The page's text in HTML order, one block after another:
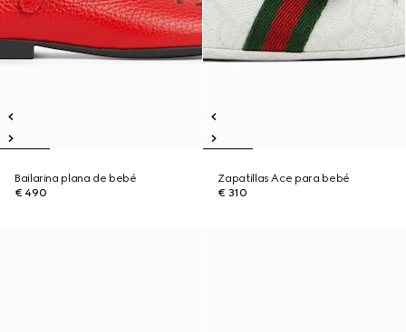
Bailarina plana de bebé
€ 490
Zapatillas Ace para bebé
€ 310